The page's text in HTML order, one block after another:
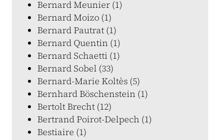
Bernard Meunier (1)
Bernard Moizo (1)
Bernard Pautrat (1)
Bernard Quentin (1)
Bernard Schaetti (1)
Bernard Sobel (33)
Bernard-Marie Koltès (5)
Bernhard Böschenstein (1)
Bertolt Brecht (12)
Bertrand Poirot-Delpech (1)
Bestiaire (1)